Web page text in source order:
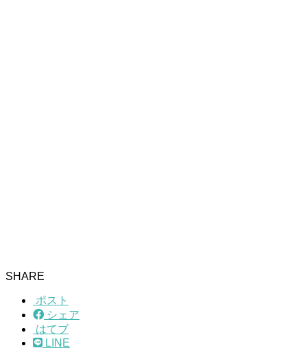
SHARE
ポスト
シェア
はてブ
LINE